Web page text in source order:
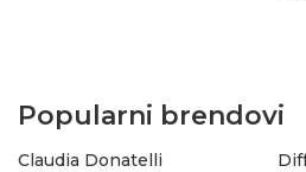
Popularni brendovi
Claudia Donatelli